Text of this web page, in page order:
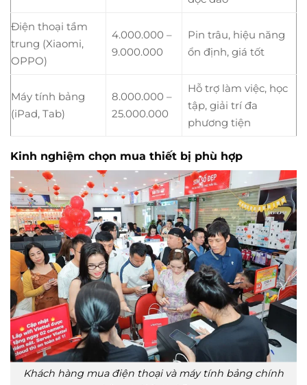
Điện thoại tầm
trung (Xiaomi,
OPPO)
4.000.000 –
9.000.000
Pin trâu, hiệu năng
ổn định, giá tốt
Máy tính bảng
(iPad, Tab)
8.000.000 –
25.000.000
Hỗ trợ làm việc, học
tập, giải trí đa
phương tiện
Kinh nghiệm chọn mua thiết bị phù hợp
Khách hàng mua điện thoại và máy tính bảng chính